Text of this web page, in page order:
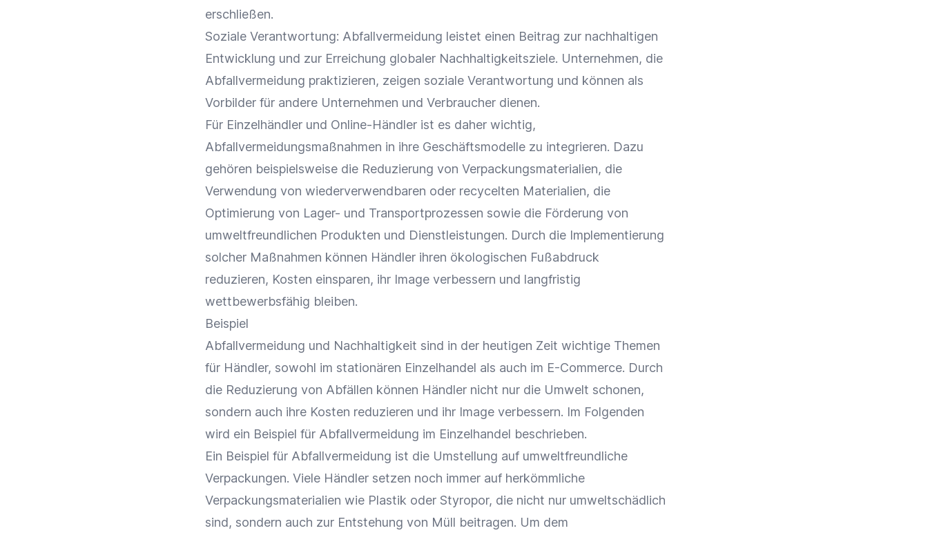
erschließen.
Soziale Verantwortung: Abfallvermeidung leistet einen Beitrag zur nachhaltigen
Entwicklung und zur Erreichung globaler Nachhaltigkeitsziele. Unternehmen, die
Abfallvermeidung praktizieren, zeigen soziale Verantwortung und können als
Vorbilder für andere Unternehmen und Verbraucher dienen.
Für Einzelhändler und Online-Händler ist es daher wichtig,
Abfallvermeidungsmaßnahmen in ihre Geschäftsmodelle zu integrieren. Dazu
gehören beispielsweise die Reduzierung von Verpackungsmaterialien, die
Verwendung von wiederverwendbaren oder recycelten Materialien, die
Optimierung von Lager- und Transportprozessen sowie die Förderung von
umweltfreundlichen Produkten und Dienstleistungen. Durch die Implementierung
solcher Maßnahmen können Händler ihren ökologischen Fußabdruck
reduzieren, Kosten einsparen, ihr Image verbessern und langfristig
wettbewerbsfähig bleiben.
Beispiel
Abfallvermeidung und Nachhaltigkeit sind in der heutigen Zeit wichtige Themen
für Händler, sowohl im stationären Einzelhandel als auch im E-Commerce. Durch
die Reduzierung von Abfällen können Händler nicht nur die Umwelt schonen,
sondern auch ihre Kosten reduzieren und ihr Image verbessern. Im Folgenden
wird ein Beispiel für Abfallvermeidung im Einzelhandel beschrieben.
Ein Beispiel für Abfallvermeidung ist die Umstellung auf umweltfreundliche
Verpackungen. Viele Händler setzen noch immer auf herkömmliche
Verpackungsmaterialien wie Plastik oder Styropor, die nicht nur umweltschädlich
sind, sondern auch zur Entstehung von Müll beitragen. Um dem